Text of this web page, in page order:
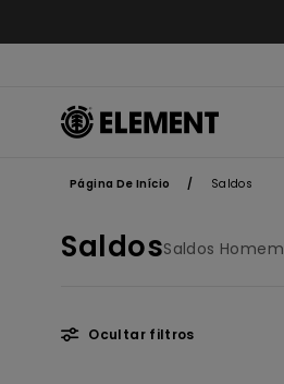
a
Página De Início Saldos
SaldosSaldos Homem
Ocultar filtros